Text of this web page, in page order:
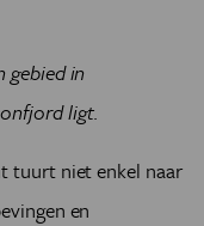
gebied in
ligt.
tuurt niet enkel naar
en